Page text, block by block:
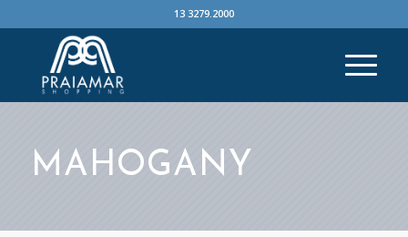
13 3279.2000
MAHOGANY